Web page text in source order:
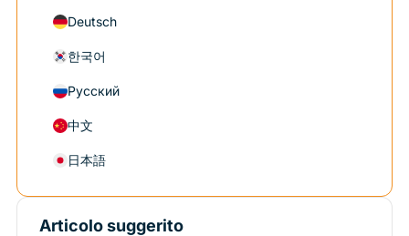
Deutsch
한국어
Русский
中文
日本語
Articolo suggerito